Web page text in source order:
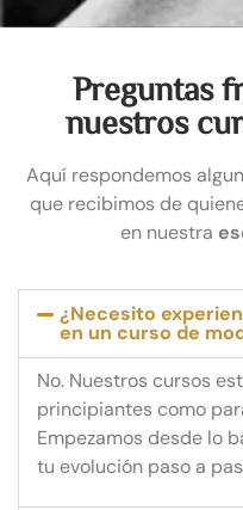
Preguntas
nuestros
Aquí respondemos
que recibimos de
en nuestra
¿Necesito
en un curso de
No. Nuestros cursos
principiantes como
Empezamos desde lo
tu evolución paso a